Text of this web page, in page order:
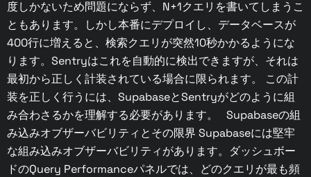
度しかないため問題にならず、N+1クエリを書いてしまうこ
ともあります。しかし本番にデプロイし、データベースが
400行に増えると、検索クエリが突然10秒かかるようにな
ります。Sentryはこれを自動的に検出できますが、それは
最初から正しく計装されている場合に限られます。 この計
装を正しく行うには、SupabaseとSentryがどのように組
み合わさるかを理解する必要があります。 Supabaseの組
み込みオブザーバビリティとその限界 Supabaseには堅牢
な組み込みオブザーバビリティがあります。ダッシュボー
ドのQuery Performanceパネルでは、どのクエリが最も頻